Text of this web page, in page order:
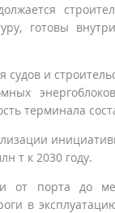
готовы
и
терминала
т к 2030 году.
от порта до
в